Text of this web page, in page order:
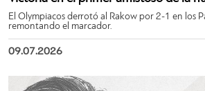
El Olympiacos derrotó al Rakow por 2-1 en los
remontando el marcador.
09.07.2026